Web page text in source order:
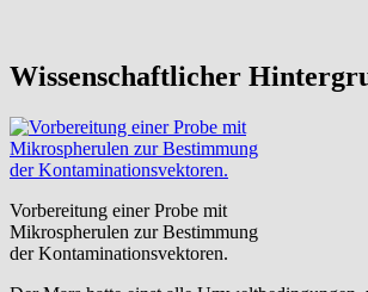
Wissenschaftlicher
Vorbereitung einer Probe mit
Mikrospherulen zur Bestimmung
der Kontaminationsvektoren.